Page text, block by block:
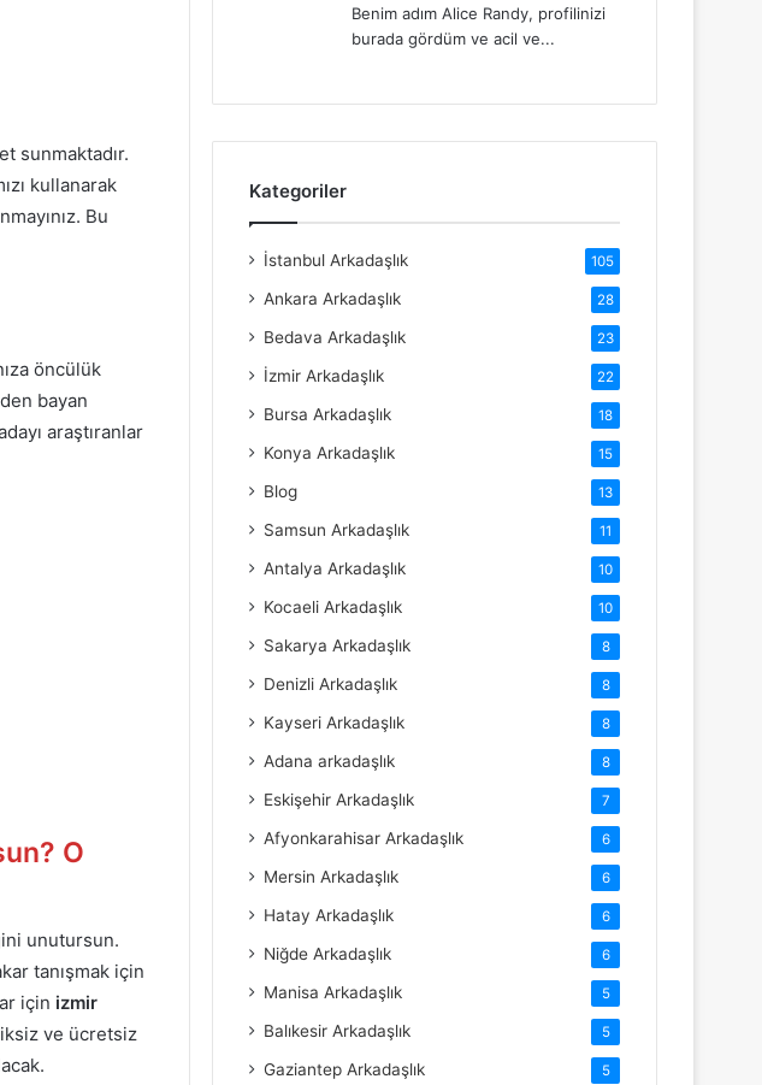
sunmaktadır.
kullanarak
Bu
öncülük
bayan
araştıranlar
O
unutursun.
tanışmak için
için izmir
ve ücretsiz
Benim adım Alice Randy, profilinizi
burada gördüm ve acil ve...
Kategoriler
İstanbul Arkadaşlık 105
Ankara Arkadaşlık 28
Bedava Arkadaşlık 23
İzmir Arkadaşlık 22
Bursa Arkadaşlık 18
Konya Arkadaşlık 15
Blog 13
Samsun Arkadaşlık 11
Antalya Arkadaşlık 10
Kocaeli Arkadaşlık 10
Sakarya Arkadaşlık 8
Denizli Arkadaşlık 8
Kayseri Arkadaşlık 8
Adana arkadaşlık 8
Eskişehir Arkadaşlık 7
Afyonkarahisar Arkadaşlık 6
Mersin Arkadaşlık 6
Hatay Arkadaşlık 6
Niğde Arkadaşlık 6
Manisa Arkadaşlık 5
Balıkesir Arkadaşlık 5
Gaziantep Arkadaşlık 5